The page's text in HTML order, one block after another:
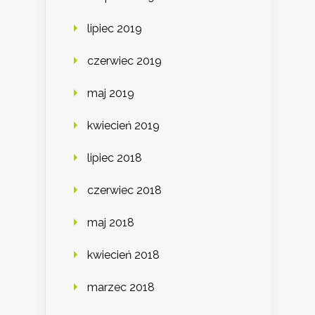
lipiec 2019
czerwiec 2019
maj 2019
kwiecień 2019
lipiec 2018
czerwiec 2018
maj 2018
kwiecień 2018
marzec 2018